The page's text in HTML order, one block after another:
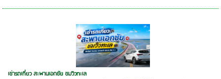
เช่ารถเที่ยว สะพานเอกชัย ชมวิวทะเล